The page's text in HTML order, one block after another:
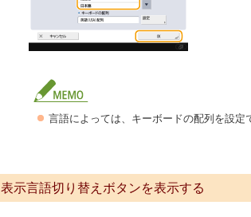
言語によっては、キーボードの配列を設定
表示言語切り替えボタンを表示する